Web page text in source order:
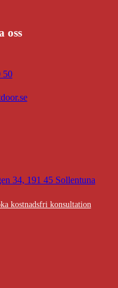
oss
50
34, 191 45 Sollentuna
kostnadsfri konsultation